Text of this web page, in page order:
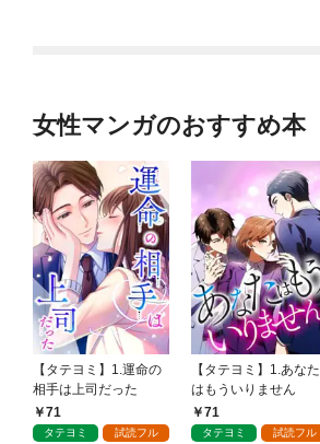
女性マンガのおすすめ本
【タテヨミ】1.運命の
相手は上司だった
71
タテヨミ 試読フル
【タテヨミ】1.あなた
はもういりません
71
タテヨミ 試読フル